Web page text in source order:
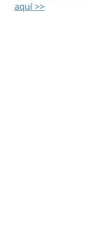
aquí >>